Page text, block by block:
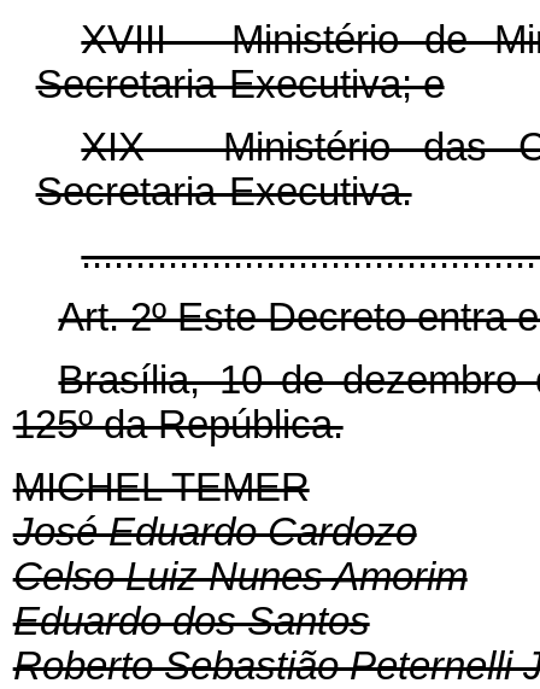
XVIII - Ministério de
Secretaria-Executiva; e
XIX - Ministério das
Secretaria-Executiva.
Art. 2º Este Decreto entra
Brasília, 10 de dezembro
125º da República.
MICHEL TEMER
José Eduardo Cardozo
Celso Luiz Nunes Amorim
Eduardo dos Santos
Roberto Sebastião Peternelli